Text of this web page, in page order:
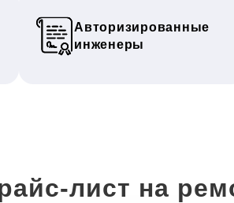
Авторизированные
инженеры
лист на